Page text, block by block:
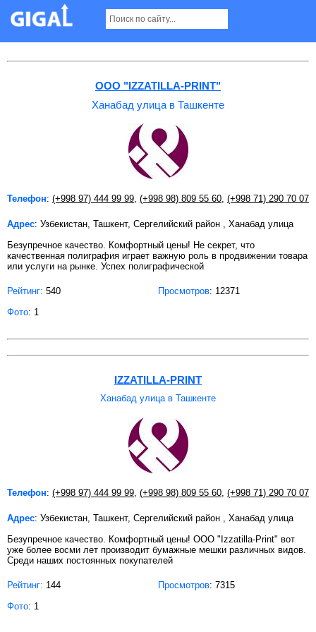
Ханабад улица в Ташкенте
ООО "IZZATILLA-PRINT"
Ханабад улица в Ташкенте
Телефон: (+998 97) 444 99 99 (+998 98) 809 55 60 (+998 71) 290 70 07
Адрес: Узбекистан, Ташкент, Сергелийский район , Ханабад улица
Безупречное качество. Комфортный цены! Не секрет, что
качественная полиграфия играет важную роль в продвижении товара
или услуги на рынке. Успех полиграфической
Рейтинг: 540 Просмотров: 12371
Фото: 1
IZZATILLA-PRINT
Ханабад улица в Ташкенте
Телефон: (+998 97) 444 99 99, (+998 98) 809 55 60, (+998 71) 290 70 07
Адрес: Узбекистан, Ташкент, Сергелийский район , Ханабад улица
Безупречное качество. Комфортный цены! ООО "Izzatilla-Print" вот
уже более восми лет производит бумажные мешки различных видов.
Среди наших постоянных покупателей
Рейтинг: 144 Просмотров: 7315
Фото: 1